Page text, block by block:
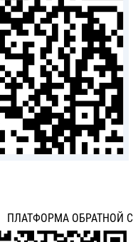
ПЛАТФОРМА ОБРАТНОЙ